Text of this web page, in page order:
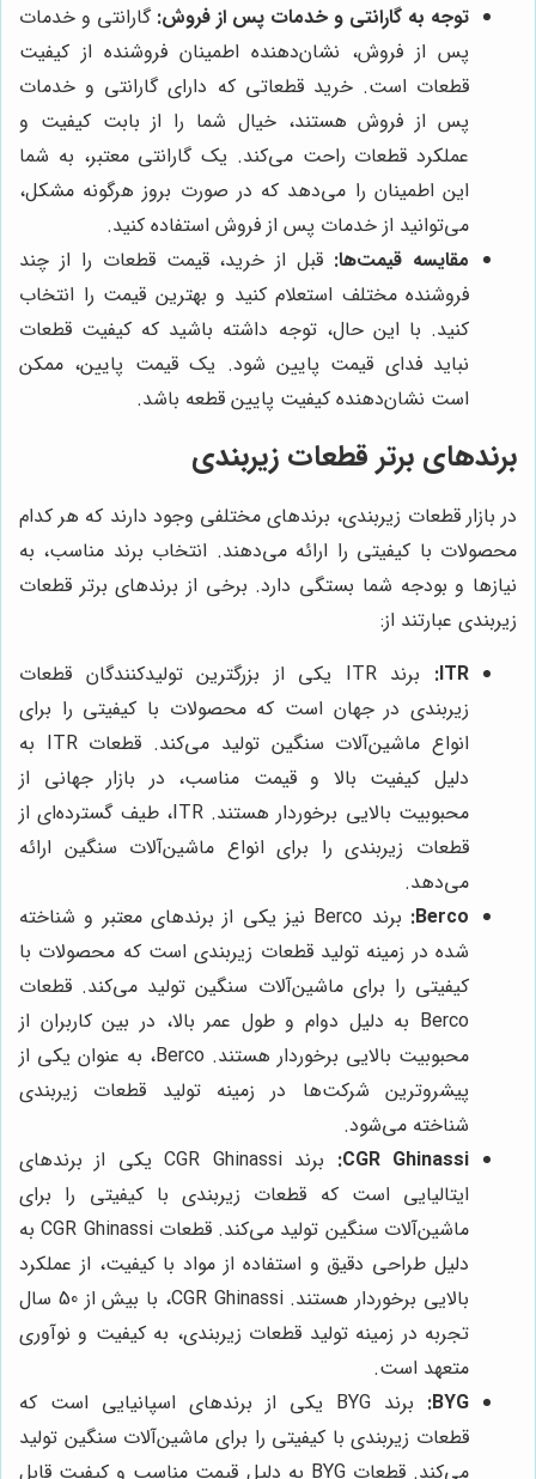
توجه به گارانتی و خدمات پس از فروش: گارانتی و خدمات
پس از فروش، نشان‌دهنده اطمینان فروشنده از کیفیت
قطعات است. خرید قطعاتی که دارای گارانتی و خدمات
پس از فروش هستند، خیال شما را از بابت کیفیت و
عملکرد قطعات راحت می‌کند. یک گارانتی معتبر، به شما
این اطمینان را می‌دهد که در صورت بروز هرگونه مشکل،
می‌توانید از خدمات پس از فروش استفاده کنید.
مقایسه قیمت‌ها: قبل از خرید، قیمت قطعات را از چند
فروشنده مختلف استعلام کنید و بهترین قیمت را انتخاب
کنید. با این حال، توجه داشته باشید که کیفیت قطعات
نباید فدای قیمت پایین شود. یک قیمت پایین، ممکن
است نشان‌دهنده کیفیت پایین قطعه باشد.
برندهای برتر قطعات زیربندی
در بازار قطعات زیربندی، برندهای مختلفی وجود دارند که هر کدام
محصولات با کیفیتی را ارائه می‌دهند. انتخاب برند مناسب، به
نیازها و بودجه شما بستگی دارد. برخی از برندهای برتر قطعات
زیربندی عبارتند از:
ITR:
برند ITR یکی از بزرگترین تولیدکنندگان قطعات
زیربندی در جهان است که محصولات با کیفیتی را برای
انواع ماشین‌آلات سنگین تولید می‌کند. قطعات ITR به
دلیل کیفیت بالا و قیمت مناسب، در بازار جهانی از
محبوبیت بالایی برخوردار هستند. ITR، طیف گسترده‌ای از
قطعات زیربندی را برای انواع ماشین‌آلات سنگین ارائه
می‌دهد.
Berco:
برند Berco نیز یکی از برندهای معتبر و شناخته
شده در زمینه تولید قطعات زیربندی است که محصولات با
کیفیتی را برای ماشین‌آلات سنگین تولید می‌کند. قطعات
Berco به دلیل دوام و طول عمر بالا، در بین کاربران از
محبوبیت بالایی برخوردار هستند. Berco، به عنوان یکی از
پیشروترین شرکت‌ها در زمینه تولید قطعات زیربندی
شناخته می‌شود.
CGR Ghinassi:
برند CGR Ghinassi یکی از برندهای
ایتالیایی است که قطعات زیربندی با کیفیتی را برای
ماشین‌آلات سنگین تولید می‌کند. قطعات CGR Ghinassi به
دلیل طراحی دقیق و استفاده از مواد با کیفیت، از عملکرد
بالایی برخوردار هستند. CGR Ghinassi، با بیش از 50 سال
تجربه در زمینه تولید قطعات زیربندی، به کیفیت و نوآوری
متعهد است.
BYG:
برند BYG یکی از برندهای اسپانیایی است که
قطعات زیربندی با کیفیتی را برای ماشین‌آلات سنگین تولید
می‌کند. قطعات BYG به دلیل قیمت مناسب و کیفیت قابل